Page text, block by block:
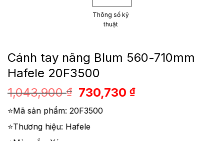
Thông số kỹ
thuật
Cánh tay nâng Blum 560-710mm
Hafele 20F3500
1,043,900₫
Giá
gốc
là:
1,043,900 ₫.
730,730₫Giá
⭐Mã sản phẩm: 20F3500
⭐Thương hiệu: Hafele